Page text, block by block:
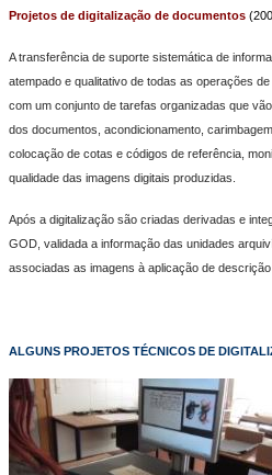
Projetos de digitalização de documentos
A transferência de suporte sistemática de
atempado e qualitativo de todas as operações
com um conjunto de tarefas organizadas que
dos documentos, acondicionamento,
colocação de cotas e códigos de referência,
qualidade das imagens digitais produzidas.
Após a digitalização são criadas derivadas e
GOD, validada a informação das unidades
associadas as imagens à aplicação de
ALGUNS PROJETOS TÉCNICOS DE